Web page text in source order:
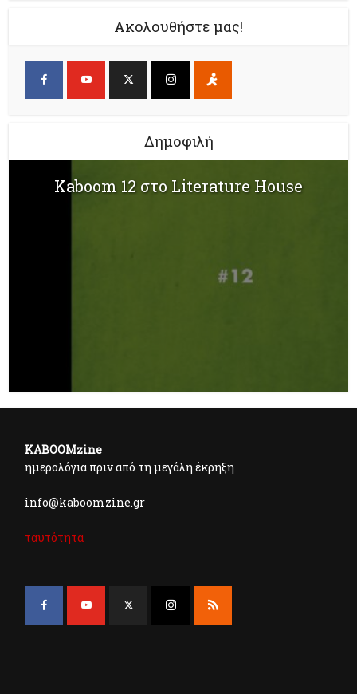
Ακολουθήστε μας!
Δημοφιλή
Kaboom 12 στο Literature House
KABOOMzine
ημερολόγια πριν από τη μεγάλη έκρηξη
info@kaboomzine.gr
ταυτότητα